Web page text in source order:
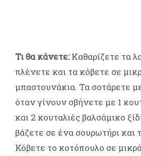
Τι θα κάνετε:Καθαρίζετε τα
πλένετε και τα κόβετε σε
μπαστουνάκια. Τα σοτάρετε
όταν γίνουν σβήνετε με 1
και 2 κουταλιές βαλσάμικο
βάζετε σε ένα σουρωτήρι και
Κόβετε το κοτόπουλο σε